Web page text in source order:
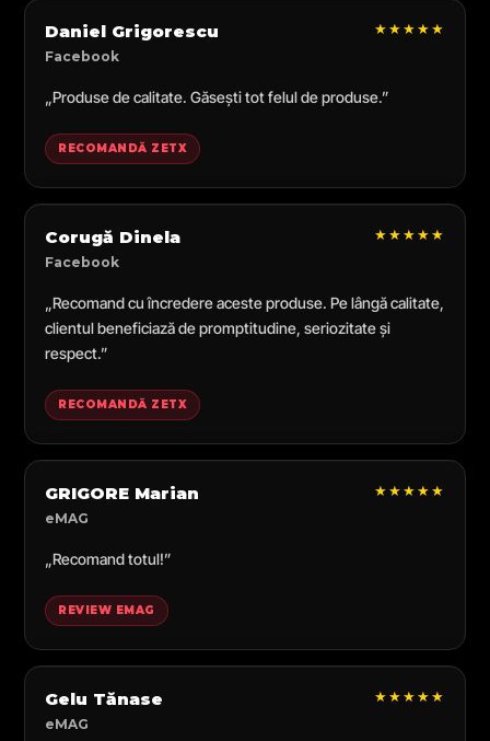
Daniel Grigorescu
Facebook
★★★★★
„Produse de calitate. Găsești tot felul de produse.”
RECOMANDĂ ZETX
Corugă Dinela
Facebook
★★★★★
„Recomand cu încredere aceste produse. Pe lângă calitate,
clientul beneficiază de promptitudine, seriozitate și
respect.”
RECOMANDĂ ZETX
GRIGORE Marian
eMAG
★★★★★
„Recomand totul!”
REVIEW EMAG
Gelu Tănase
eMAG
★★★★★